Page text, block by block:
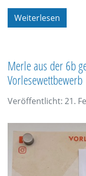
Weiterlesen
Merle aus der 6b
Vorlesewettbewerb
Veröffentlicht: 21.